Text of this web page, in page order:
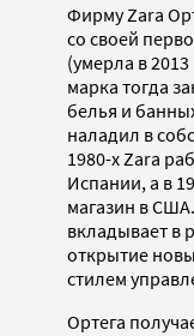
Фирму Zara
со своей
(умерла в
марка тогда
белья и
наладил в
1980-х Zara
Испании, а в
магазин в
вкладывает в
открытие
стилем
Ортега